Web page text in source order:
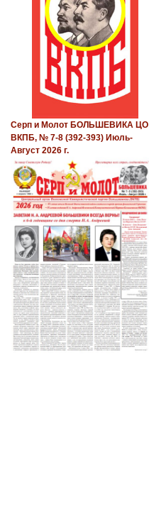
Серп и Молот БОЛЬШЕВИКА ЦО
ВКПБ, № 7-8 (392-393) Июль-
Август 2026 г.